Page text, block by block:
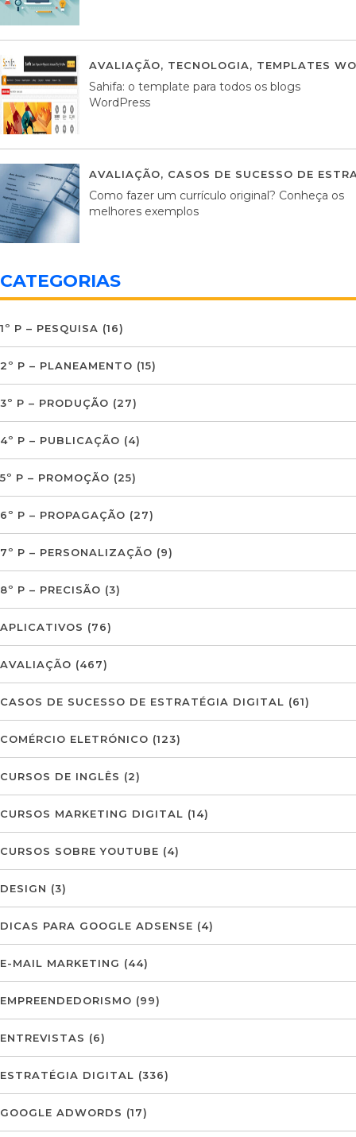
AVALIAÇÃO, TECNOLOGIA, TEMPLATES
Sahifa: o template para todos os blogs
WordPress
AVALIAÇÃO, CASOS DE SUCESSO DE
Como fazer um currículo original? Conheça os
melhores exemplos
CATEGORIAS
1º P – PESQUISA (16)
2º P – PLANEAMENTO (15)
3º P – PRODUÇÃO (27)
4º P – PUBLICAÇÃO (4)
5º P – PROMOÇÃO (25)
6º P – PROPAGAÇÃO (27)
7º P – PERSONALIZAÇÃO (9)
8º P – PRECISÃO (3)
APLICATIVOS (76)
AVALIAÇÃO (467)
CASOS DE SUCESSO DE ESTRATÉGIA DIGITAL (61)
COMÉRCIO ELETRÓNICO (123)
CURSOS DE INGLÊS (2)
CURSOS MARKETING DIGITAL (14)
CURSOS SOBRE YOUTUBE (4)
DESIGN (3)
DICAS PARA GOOGLE ADSENSE (4)
E-MAIL MARKETING (44)
EMPREENDEDORISMO (99)
ENTREVISTAS (6)
ESTRATÉGIA DIGITAL (336)
GOOGLE ADWORDS (17)